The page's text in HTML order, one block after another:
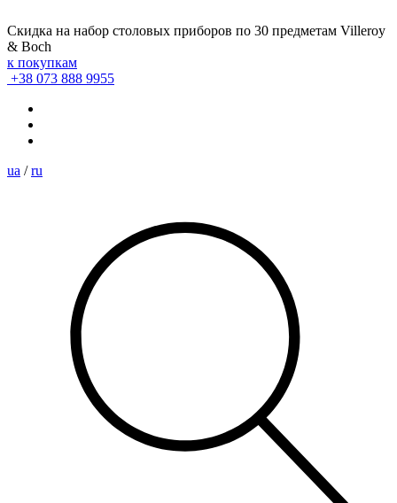
Скидка на набор столовых приборов по 30 предметам Villeroy
& Boch
к покупкам
+38 073 888 9955
ua / ru